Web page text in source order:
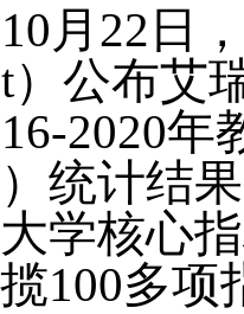
月22日
）公布
2020
统计结
学核心
100多项